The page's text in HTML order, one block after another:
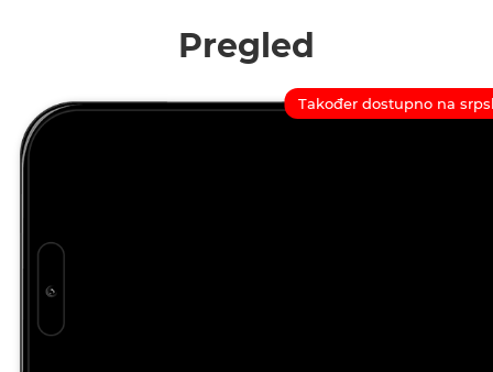
Pregled
Također dostupno na